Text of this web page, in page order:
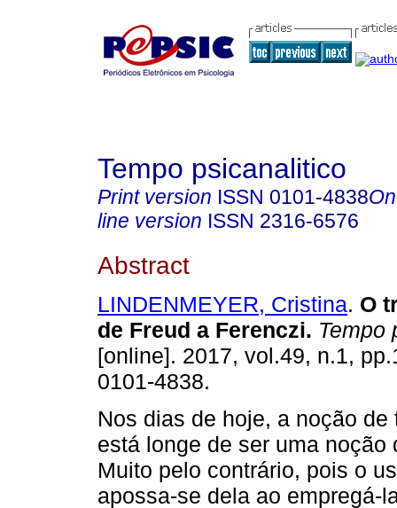
Tempo psicanalitico
Print version ISSN 0101-4838
line version ISSN 2316-6576
Abstract
LINDENMEYER, Cristina. O
de Freud a Ferenczi. Tempo
[online]. 2017, vol.49, n.1,
0101-4838.
Nos dias de hoje, a noção de
está longe de ser uma noção
Muito pelo contrário, pois o
apossa-se dela ao empregá-